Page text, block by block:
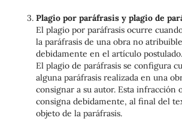
Plagio por paráfrasis y plagio de
El plagio por paráfrasis ocurre
la paráfrasis de una obra no
debidamente en el artículo postulado.
El plagio de paráfrasis se configura
alguna paráfrasis realizada en una
consignar a su autor. Esta infracción
consigna debidamente, al final del
objeto de la paráfrasis.